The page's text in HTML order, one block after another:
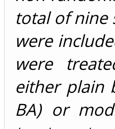
total of nine
were
were
either plain
BA) or